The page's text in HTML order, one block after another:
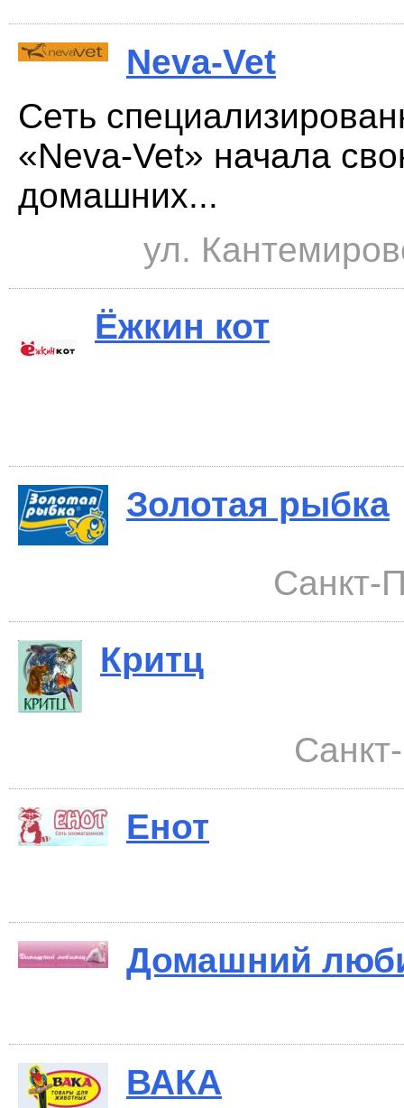
Neva-Vet
Сеть
«Neva-Vet» начала
домашних...
ул.
Ёжкин кот
Золотая рыбка
Санкт-
Критц
Енот
Домашний
ВАКА